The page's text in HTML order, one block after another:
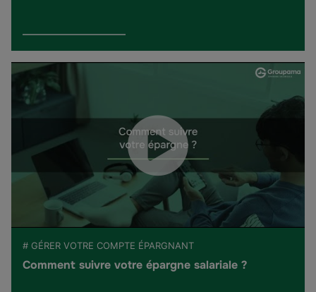
# GÉRER VOTRE COMPTE ÉPARGNANT
Comment suivre votre épargne salariale ?